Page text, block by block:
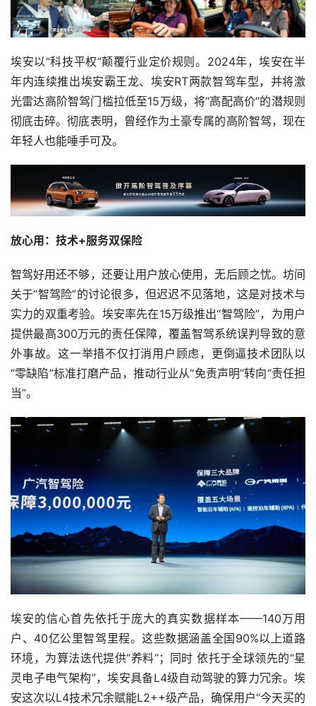
埃安以“科技平权”颠覆行业定价规则。2024年，埃安在半
年内连续推出埃安霸王龙、埃安RT两款智驾车型，并将激
光雷达高阶智驾门槛拉低至15万级，将“高配高价”的潜规则
彻底击碎。彻底表明，曾经作为土豪专属的高阶智驾，现在
年轻人也能唾手可及。
放心用：技术+服务双保险
智驾好用还不够，还要让用户放心使用，无后顾之忧。坊间
关于“智驾险”的讨论很多，但迟迟不见落地，这是对技术与
实力的双重考验。埃安率先在15万级推出“智驾险”，为用户
提供最高300万元的责任保障，覆盖智驾系统误判导致的意
外事故。这一举措不仅打消用户顾虑，更倒逼技术团队以
“零缺陷”标准打磨产品，推动行业从“免责声明”转向“责任担
当”。
埃安的信心首先依托于庞大的真实数据样本——140万用
户、40亿公里智驾里程。这些数据涵盖全国90%以上道路
环境，为算法迭代提供“养料”；同时 依托于全球领先的“星
灵电子电气架构”，埃安具备L4级自动驾驶的算力冗余。埃
安这次以L4技术冗余赋能L2++级产品，确保用户“今天买的